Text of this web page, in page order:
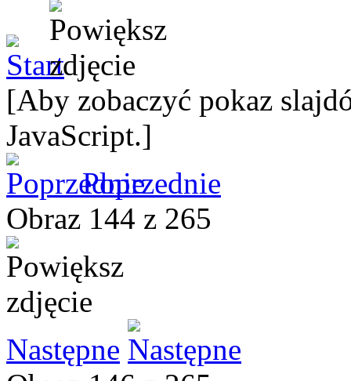
[Aby zobaczyć pokaz
JavaScript.]
Poprzednie
Obraz 144 z 265
Następne